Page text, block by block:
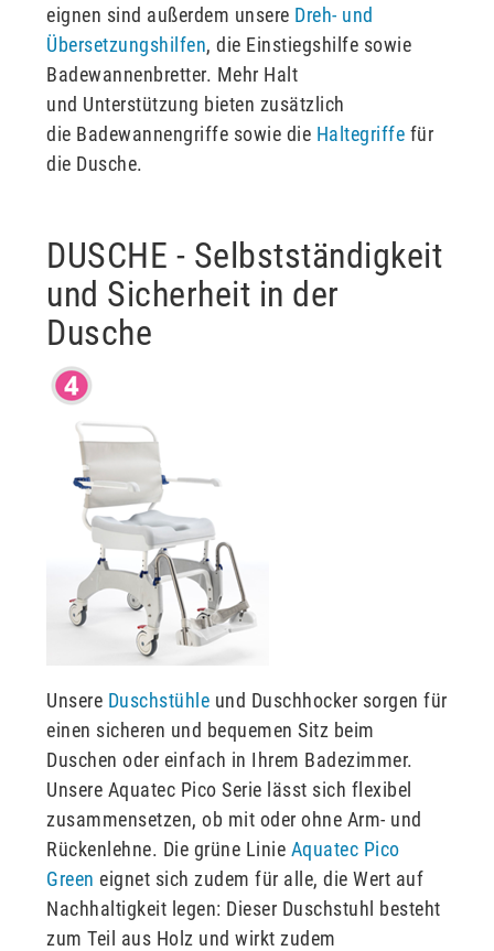
eignen sind außerdem unsere Dreh- und
Übersetzungshilfen, die Einstiegshilfe sowie
Badewannenbretter. Mehr Halt
und Unterstützung bieten zusätzlich
die Badewannengriffe sowie die Haltegriffe für
die Dusche.
DUSCHE - Selbstständigkeit
und Sicherheit in der
Dusche
Unsere Duschstühle und Duschhocker sorgen für
einen sicheren und bequemen Sitz beim
Duschen oder einfach in Ihrem Badezimmer.
Unsere Aquatec Pico Serie lässt sich flexibel
zusammensetzen, ob mit oder ohne Arm- und
Rückenlehne. Die grüne Linie Aquatec Pico
Green eignet sich zudem für alle, die Wert auf
Nachhaltigkeit legen: Dieser Duschstuhl besteht
zum Teil aus Holz und wirkt zudem